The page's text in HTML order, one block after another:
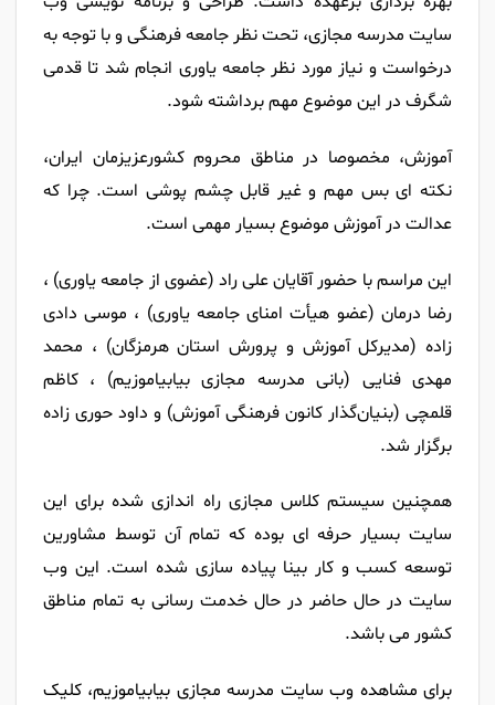
سایت مدرسه مجازی، تحت نظر جامعه فرهنگی و با توجه به
درخواست و نیاز مورد نظر جامعه یاوری انجام شد تا قدمی
شگرف در این موضوع مهم برداشته شود.
آموزش، مخصوصا در مناطق محروم کشورعزیزمان ایران،
نکته ای بس مهم و غیر قابل چشم پوشی است. چرا که
عدالت در آموزش موضوع بسیار مهمی است.
این مراسم با حضور آقایان علی راد (عضوی از جامعه یاوری) ،
رضا درمان (عضو هیأت امنای جامعه یاوری) ، موسی دادی
زاده (مدیرکل آموزش و پرورش استان هرمزگان) ، محمد
مهدی فنایی (بانی مدرسه مجازی بیابیاموزیم) ، کاظم
قلمچی (بنیان‌گذار کانون فرهنگی آموزش) و داود حوری زاده
برگزار شد.
همچنین سیستم کلاس مجازی راه اندازی شده برای این
سایت بسیار حرفه ای بوده که تمام آن توسط مشاورین
توسعه کسب و کار بینا پیاده سازی شده است. این وب
سایت در حال حاضر در حال خدمت رسانی به تمام مناطق
کشور می باشد.
برای مشاهده وب سایت مدرسه مجازی بیابیاموزیم، کلیک